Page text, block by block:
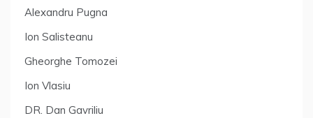
Alexandru Pugna
Ion Salisteanu
Gheorghe Tomozei
Ion Vlasiu
DR. Dan Gavriliu